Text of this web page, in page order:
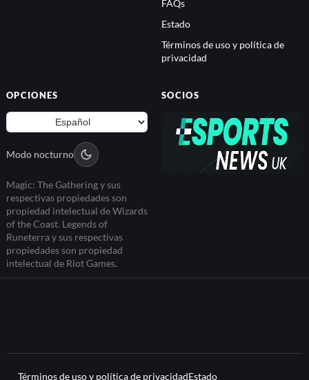
FAQs
Estado
Términos de uso y política de
privacidad
OPCIONES
Modo nocturno
Magic: The Gathering y sus
respectivas propiedades son
propiedad intelectual de Wizards
of the Coast. Legends of
Runeterra y sus respectivas
propiedades son propiedad
intelectual de Riot Games.
SOCIOS
Términos de uso y política de privacidadEstado